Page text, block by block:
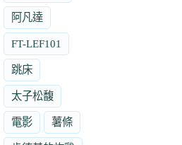
阿凡達
FT-LEF101
跳床
太子松馥
電影 薯條